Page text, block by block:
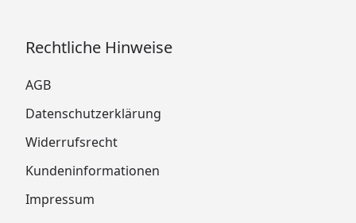
Rechtliche Hinweise
AGB
Datenschutzerklärung
Widerrufsrecht
Kundeninformationen
Impressum